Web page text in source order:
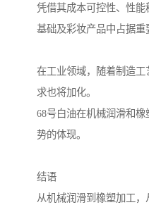
凭借其成本可控性、性
基础及彩妆产品中占据重
在工业领域，随着制造
求也将加化。
68号白油在机械润滑和
势的体现。
结语
从机械润滑到橡塑加工，